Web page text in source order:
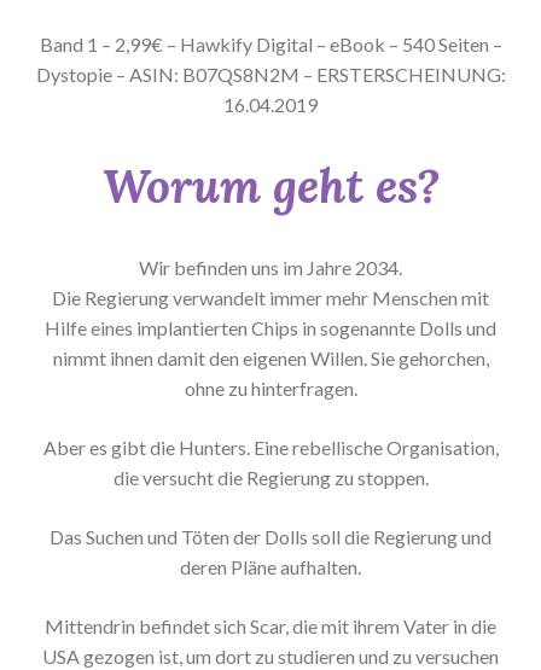
Band 1 – 2,99€ – Hawkify Digital – eBook – 540 Seiten –
Dystopie – ASIN: B07QS8N2M – ERSTERSCHEINUNG:
16.04.2019
Worum geht es?
Wir befinden uns im Jahre 2034.
Die Regierung verwandelt immer mehr Menschen mit
Hilfe eines implantierten Chips in sogenannte Dolls und
nimmt ihnen damit den eigenen Willen. Sie gehorchen,
ohne zu hinterfragen.
Aber es gibt die Hunters. Eine rebellische Organisation,
die versucht die Regierung zu stoppen.
Das Suchen und Töten der Dolls soll die Regierung und
deren Pläne aufhalten.
Mittendrin befindet sich Scar, die mit ihrem Vater in die
USA gezogen ist, um dort zu studieren und zu versuchen